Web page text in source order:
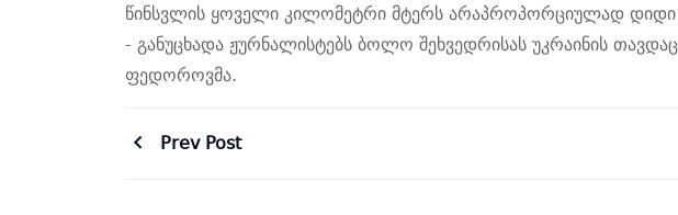
წინსვლის ყოველი კილომეტრი მტერს არაპროპორციულად დიდი
- განუცხადა ჟურნალისტებს ბოლო შეხვედრისას უკრაინის
ფედოროვმა.
Prev Post